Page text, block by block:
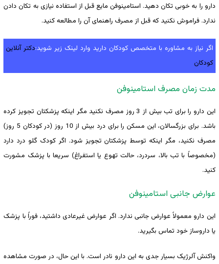
دارو را به خوبی تکان دهید. استامینوفن مایع قبل از استفاده نیازی به تکان دادن
ندارد. فراموش نکنید که قبل از مصرف راهنمای آن را مطالعه کنید.
اگر نیاز به مشاوره با متخصص کودکان دارید وارد لینک زیر شوید:دکتر آنلاین
کودکان
مدت زمان مصرف استامینوفن
این دارو را برای تب بیش از 3 روز مصرف نکنید مگر اینکه پزشکتان تجویز کرده
باشد. برای بزرگسالان، این مسکن را برای درد بیش از 10 روز (در کودکان 5 روز)
مصرف نکنید، مگر اینکه توسط پزشکتان تجویز شود. اگر کودک گلو درد دارد
(مخصوصاً با تب بالا، سردرد، حالت تهوع یا استفراغ) سریعا با پزشک مشورت
کنید.
عوارض جانبی استامینوفن
این دارو معمولاً عوارض جانبی ندارد. اگر عوارض غیرعادی داشتید، فوراً با پزشک
یا داروساز خود تماس بگیرید.
واکنش آلرژیک بسیار جدی به این دارو نادر است. با این حال، در صورت مشاهده